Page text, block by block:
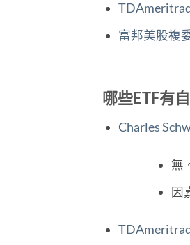
富邦美股複
哪些ETF有
Charles
無
因